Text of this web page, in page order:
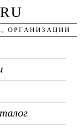
ОРГАНИЗАЦИИ